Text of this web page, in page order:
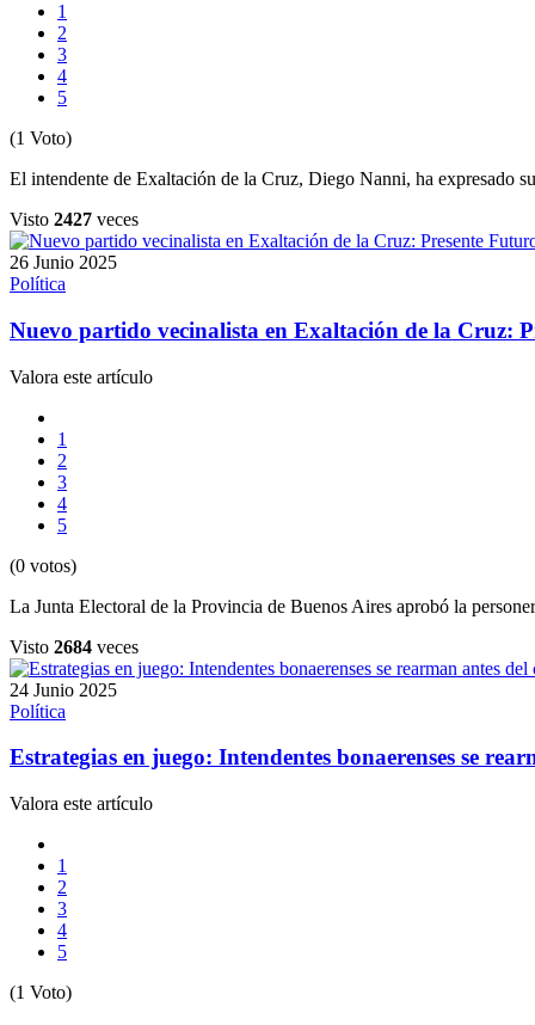
1
2
3
4
5
(1 Voto)
El intendente de Exaltación de la Cruz, Diego Nanni, ha expresado
Visto 2427 veces
26 Junio 2025
Política
Nuevo partido vecinalista en Exaltación de la Cruz:
Valora este artículo
1
2
3
4
5
(0 votos)
La Junta Electoral de la Provincia de Buenos Aires aprobó la
Visto 2684 veces
24 Junio 2025
Política
Estrategias en juego: Intendentes bonaerenses se
Valora este artículo
1
2
3
4
5
(1 Voto)